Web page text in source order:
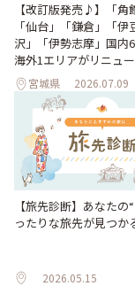
【改訂版発売♪】「角
「仙台」「鎌倉」「
沢」「伊勢志摩」国内
海外1エリアがリニュ
宮城県 2026.07.09
【旅先診断】あなたの
ったりな旅先が見つか
2026.05.15